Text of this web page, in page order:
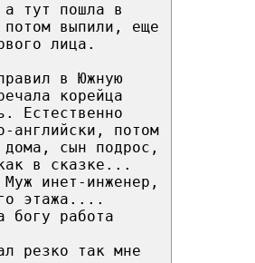
а тут пошла в
потом выпили, еще
лица.
в Южную
корейца
Естественно
английски, потом
дома, сын подрос,
в сказке...
инет-инженер,
го этажа....
богу работа
резко так мне